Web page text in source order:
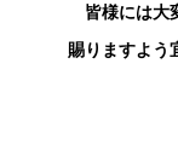
皆様には大
賜りますよう